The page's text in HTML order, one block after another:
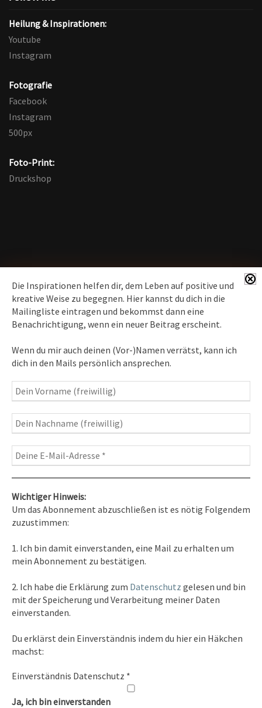
Die Inspirationen helfen dir, dem Leben auf positive und
kreative Weise zu begegnen. Hier kannst du dich in die
Mailingliste eintragen und bekommst dann eine
Benachrichtigung, wenn ein neuer Beitrag erscheint.
Wenn du mir auch deinen (Vor-)Namen verrätst, kann ich
dich in den Mails persönlich ansprechen.
Wichtiger Hinweis:
Um das Abonnement abzuschließen ist es nötig Folgendem
zuzustimmen:
1. Ich bin damit einverstanden, eine Mail zu erhalten um
mein Abonnement zu bestätigen.
2. Ich habe die Erklärung zum Datenschutz gelesen und bin
mit der Speicherung und Verarbeitung meiner Daten
einverstanden.
Du erklärst dein Einverständnis indem du hier ein Häkchen
machst:
Einverständnis Datenschutz *
Ja, ich bin einverstanden
Heilung & Inspirationen:
Youtube
Instagram
Fotografie
Facebook
Instagram
500px
Foto-Print:
Druckshop
News erhalten
Inspirationen
– Bewusstseins-Impulse, Meditation &
Heilung, Texte & Botschaften
Fotografie– Fotoblog, Kalender, Workshops
Kontakt
Tel. 0351/2681691
E-Mail: info [at ] spirit-on-earth.com
Heilpraxis
Heilpraxis Hirschburger
Rechtliches